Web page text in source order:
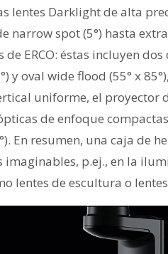
lentes Darklight de alta
narrow spot (5°) hasta
de ERCO: éstas incluyen
y oval wide flood (55° x
uniforme, el proyector
de enfoque
En resumen, una caja de
imaginables, p.ej., en la
lentes de escultura o